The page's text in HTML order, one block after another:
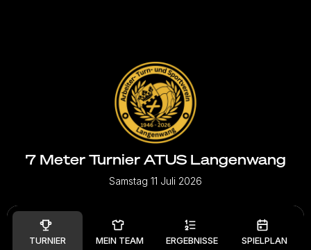
7 Meter Turnier ATUS Langenwang
Samstag 11 Juli 2026
TURNIER MEIN TEAM ERGEBNISSE SPIELPLAN